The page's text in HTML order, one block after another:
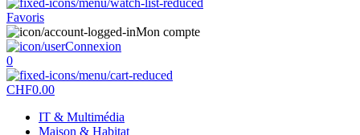
Favoris
Mon compte
Connexion
0
CHF0.00
IT & Multimédia
Maison & Habitat